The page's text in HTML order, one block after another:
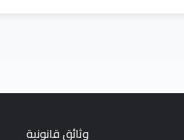
وثائق قانونية